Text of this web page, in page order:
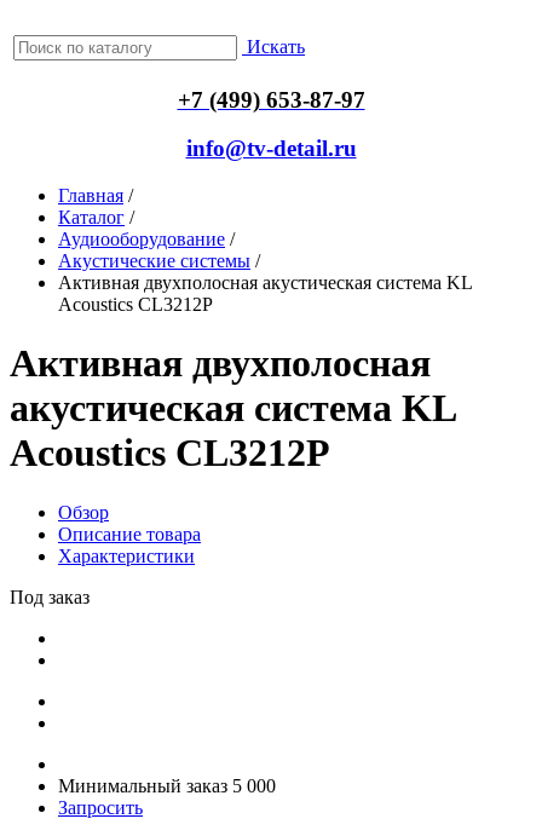
Искать
+7 (499) 653-87-97
info@tv-detail.ru
Главная /
Каталог /
Аудиооборудование /
Акустические системы /
Активная двухполосная акустическая система KL
Acoustics CL3212P
Активная двухполосная
акустическая система KL
Acoustics CL3212P
Обзор
Описание товара
Характеристики
Под заказ
Минимальный заказ 5 000
Запросить